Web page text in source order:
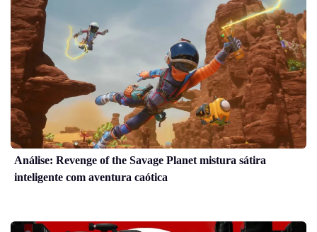
Análise: Revenge of the Savage Planet mistura sátira
inteligente com aventura caótica